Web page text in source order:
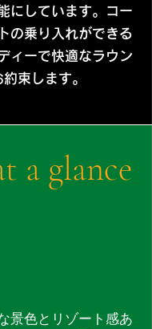
にしています。コー
の乗り入れができる
ィーで快適なラウン
約束します。
a glance
景色とリゾート感あ